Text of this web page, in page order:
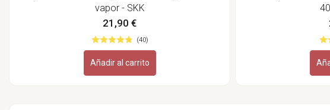
vapor - SKK
21,90 €
(40)
Añadir al carrito